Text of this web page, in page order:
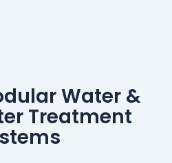
Water &
Treatment